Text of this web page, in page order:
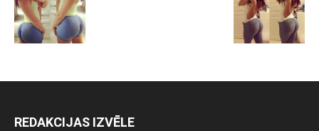
REDAKCIJAS IZVĒLE